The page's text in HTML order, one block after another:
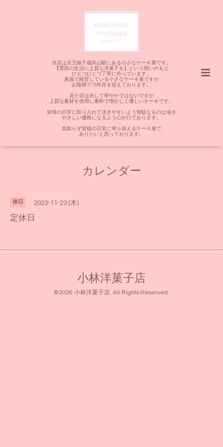
当店は京王線千歳烏山駅にある小さなケーキ屋です。
【普段の生活に上質な洋菓子を】という想いのもと
ひとつひとつ丁寧に作っています。
家族で経営している小さなケーキ屋ですが
お陰様で15年目を迎えております。
見た目は決して華やかではないですが
上質な素材を使用し素朴で懐かしく優しいケーキです。
皆様の日常に取り入れて頂きやすいよう無駄なものは省き
やさしい価格になるよう心がけております。
気取らず皆様の日常に寄り添えるケーキ屋で
ありたいと思っております。
カレンダー
休日 2023-11-23 (木)
定休日
小林洋菓子店
©2026 小林洋菓子店. All Rights Reserved.